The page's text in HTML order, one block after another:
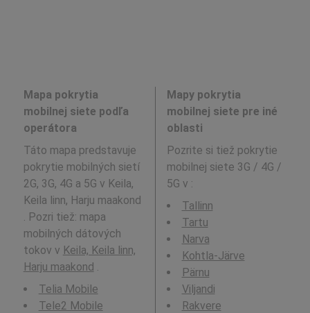
Mapa pokrytia
mobilnej siete podľa
operátora
Táto mapa predstavuje
pokrytie mobilných sietí
2G, 3G, 4G a 5G v Keila,
Keila linn, Harju maakond
. Pozri tiež: mapa
mobilných dátových
tokov v Keila, Keila linn,
Harju maakond .
Telia Mobile
Tele2 Mobile
Mapy pokrytia
mobilnej siete pre iné
oblasti
Pozrite si tiež pokrytie
mobilnej siete 3G / 4G /
5G v :
Tallinn
Tartu
Narva
Kohtla-Järve
Pärnu
Viljandi
Rakvere